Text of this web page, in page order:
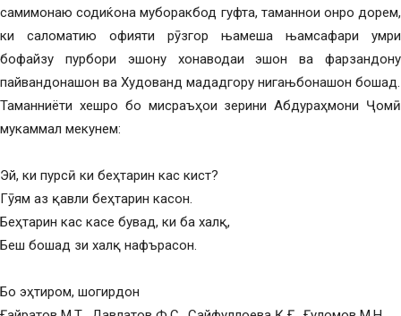
самимонаю содиќона муборакбод гуфта, таманнои онро дорем,
ки саломатию офияти рӯзгор њамеша њамсафари умри
бофайзу пурбори эшону хонаводаи эшон ва фарзандону
пайвандонашон ва Худованд мададгору нигањбонашон бошад.
Таманниёти хешро бо мисраъҳои зерини Абдураҳмони Ҷомӣ
мукаммал мекунем:
Эй, ки пурсӣ ки беҳтарин кас кист?
Гӯям аз қавли беҳтарин касон.
Беҳтарин кас касе бувад, ки ба халқ,
Беш бошад зи халқ нафърасон.
Бо эҳтиром, шогирдон